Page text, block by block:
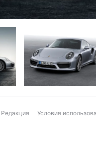
Редакция Условия